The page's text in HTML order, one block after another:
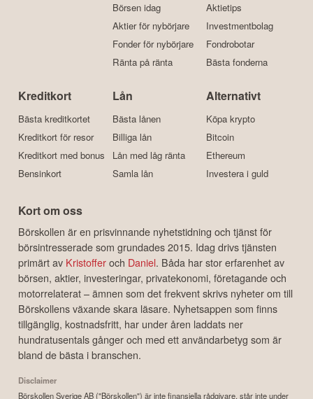
Börsen idag
Aktier för nybörjare
Fonder för nybörjare
Ränta på ränta
Aktietips
Investmentbolag
Fondrobotar
Bästa fonderna
Kreditkort
Bästa kreditkortet
Kreditkort för resor
Kreditkort med bonus
Bensinkort
Lån
Bästa lånen
Billiga lån
Lån med låg ränta
Samla lån
Alternativt
Köpa krypto
Bitcoin
Ethereum
Investera i guld
Kort om oss
Börskollen är en prisvinnande nyhetstidning och tjänst för
börsintresserade som grundades 2015. Idag drivs tjänsten
primärt av Kristofferoch Daniel. Båda har stor erfarenhet av
börsen, aktier, investeringar, privatekonomi, företagande och
motorrelaterat – ämnen som det frekvent skrivs nyheter om till
Börskollens växande skara läsare. Nyhetsappen som finns
tillgänglig, kostnadsfritt, har under åren laddats ner
hundratusentals gånger och med ett användarbetyg som är
bland de bästa i branschen.
Disclaimer
Börskollen Sverige AB ("Börskollen") är inte finansiella rådgivare, står inte under